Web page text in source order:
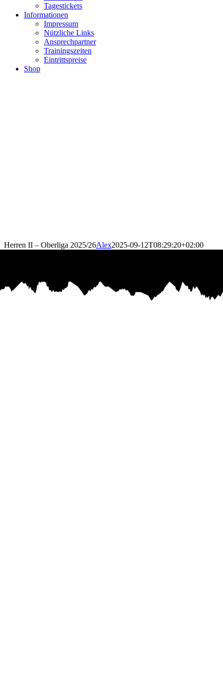
Tagestickets
Informationen
Impressum
Nützliche Links
Ansprechpartner
Trainingszeiten
Eintrittspreise
Shop
Herren II – Oberliga 2025/26Alex2025-09-12T08:29:20+02:00